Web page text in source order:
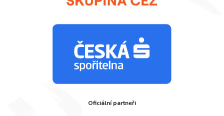
Oficiální partneři